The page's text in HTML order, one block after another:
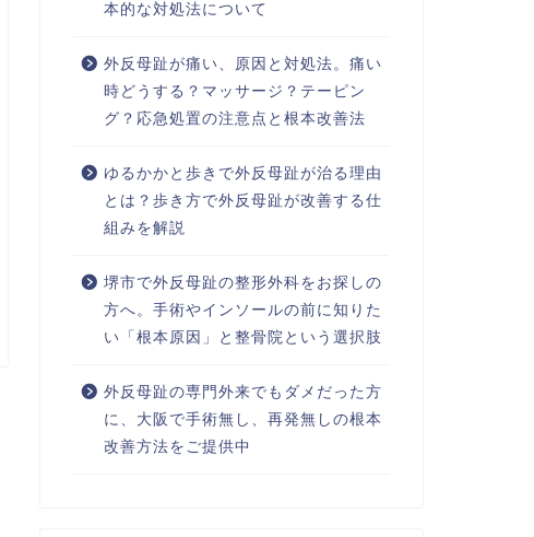
本的な対処法について
外反母趾が痛い、原因と対処法。痛い
時どうする？マッサージ？テーピン
グ？応急処置の注意点と根本改善法
ゆるかかと歩きで外反母趾が治る理由
とは？歩き方で外反母趾が改善する仕
組みを解説
堺市で外反母趾の整形外科をお探しの
方へ。手術やインソールの前に知りた
い「根本原因」と整骨院という選択肢
外反母趾の専門外来でもダメだった方
に、大阪で手術無し、再発無しの根本
改善方法をご提供中